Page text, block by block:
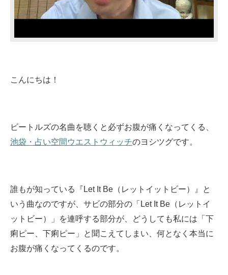
こんにちは！
ビートルズの名曲を聴くと必ずお腹が痛くなってくる、
池袋・占い空間ウエストウィッチのヨシツグです。
誰もが知っている『Let It Be（レットイットビー）』と
いう曲なのですが、サビの部分の「Let It Be（レットイ
ットビー）」を連呼する部分が、どうしても私には「下
痢ピー、下痢ピー」と聞こえてしまい、何となく本当に
お腹が痛くなってくるのです。